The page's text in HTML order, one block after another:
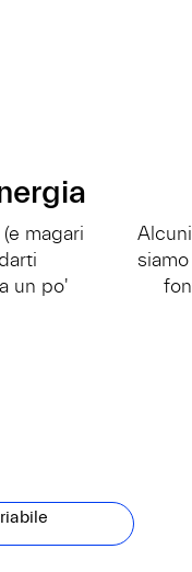
magari
un po'